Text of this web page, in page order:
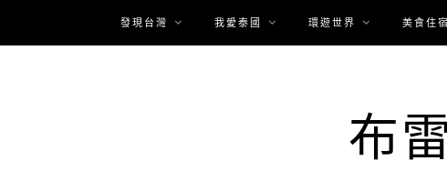
發現台灣 我愛泰國 環遊世界 美食住
布